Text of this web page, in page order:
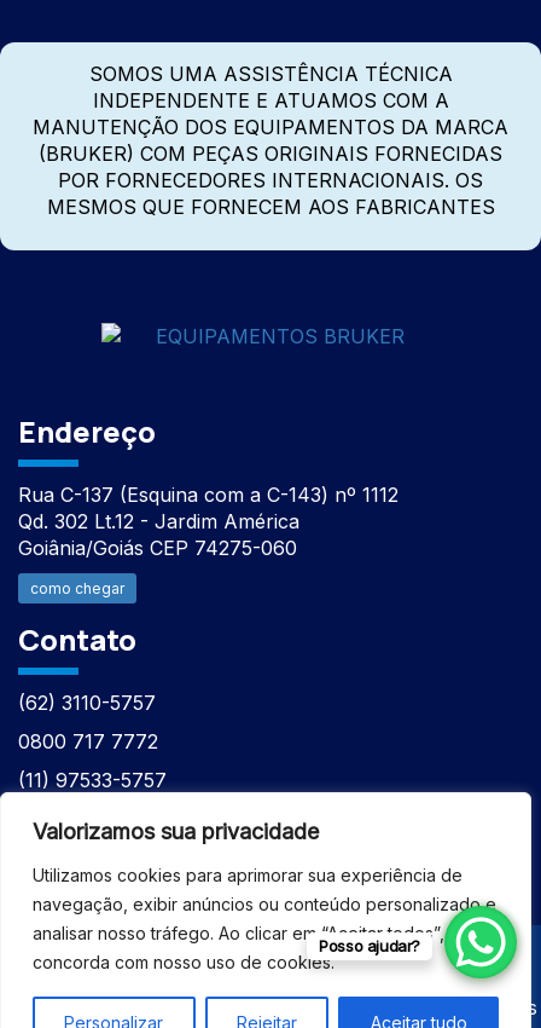
Valorizamos sua privacidade
Utilizamos cookies para aprimorar sua experiência de
navegação, exibir anúncios ou conteúdo personalizado e
analisar nosso tráfego. Ao clicar em “Aceitar todos”, você
concorda com nosso uso de cookies.
Personalizar Rejeitar Aceitar tudo
SOMOS UMA ASSISTÊNCIA TÉCNICA
INDEPENDENTE E ATUAMOS COM A
MANUTENÇÃO DOS EQUIPAMENTOS DA MARCA
(BRUKER) COM PEÇAS ORIGINAIS FORNECIDAS
POR FORNECEDORES INTERNACIONAIS. OS
MESMOS QUE FORNECEM AOS FABRICANTES
Endereço
Rua C-137 (Esquina com a C-143) nº 1112
Qd. 302 Lt.12 - Jardim América
Goiânia/Goiás CEP 74275-060
como chegar
Contato
(62) 3110-5757
0800 717 7772
(11) 97533-5757
(62) 98610-7777
© 2026 - ASSISTÊNCIA TÉCNICA ESPECIALIZADA
EQUIPAMENTOS BRUKER - Todos os direitos reservados
Posso ajudar?